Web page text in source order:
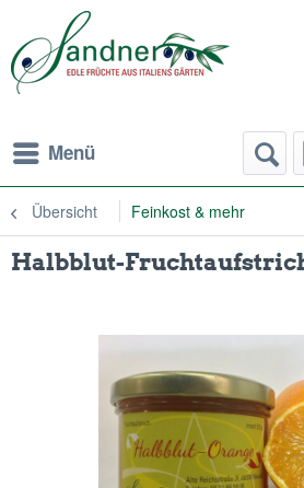
Menü
Übersicht Feinkost & mehr
Halbblut-